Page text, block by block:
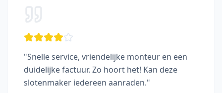
"Snelle service, vriendelijke monteur en een
duidelijke factuur. Zo hoort het! Kan deze
slotenmaker iedereen aanraden."